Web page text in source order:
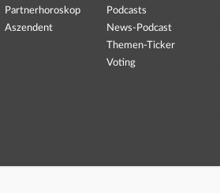
Partnerhoroskop
Aszendent
Podcasts
News-Podcast
Themen-Ticker
Voting